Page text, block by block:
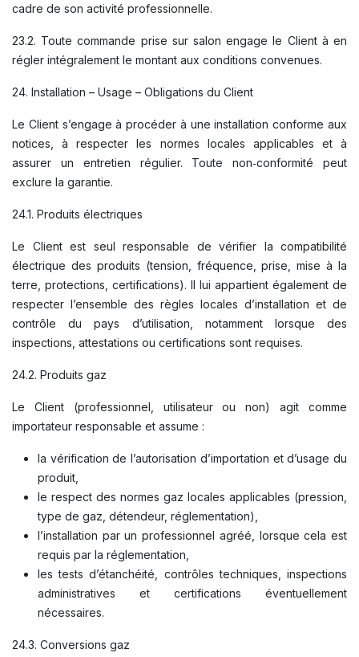
cadre de son activité professionnelle.
23.2. Toute commande prise sur salon engage le Client à en
régler intégralement le montant aux conditions convenues.
24. Installation – Usage – Obligations du Client
Le Client s’engage à procéder à une installation conforme aux
notices, à respecter les normes locales applicables et à
assurer un entretien régulier. Toute non‑conformité peut
exclure la garantie.
24.1. Produits électriques
Le Client est seul responsable de vérifier la compatibilité
électrique des produits (tension, fréquence, prise, mise à la
terre, protections, certifications). Il lui appartient également de
respecter l’ensemble des règles locales d’installation et de
contrôle du pays d’utilisation, notamment lorsque des
inspections, attestations ou certifications sont requises.
24.2. Produits gaz
Le Client (professionnel, utilisateur ou non) agit comme
importateur responsable et assume :
la vérification de l’autorisation d’importation et d’usage du
produit,
le respect des normes gaz locales applicables (pression,
type de gaz, détendeur, réglementation),
l’installation par un professionnel agréé, lorsque cela est
requis par la réglementation,
les tests d’étanchéité, contrôles techniques, inspections
administratives et certifications éventuellement
nécessaires.
24.3. Conversions gaz